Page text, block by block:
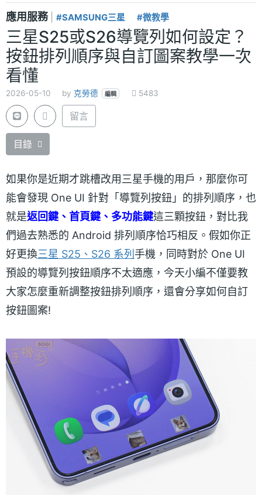
應用服務 #SAMSUNG三星 #微教學
三星S25或S26導覽列如何設定？
按鈕排列順序與自訂圖案教學一次
看懂
2026-05-10 by 克勞德 編輯 5483
留言
目錄
如果你是近期才跳槽改用三星手機的用戶，那麼你可
能會發現 One UI 針對「導覽列按鈕」的排列順序，也
就是返回鍵、首頁鍵、多功能鍵這三顆按鈕，對比我
們過去熟悉的 Android 排列順序恰巧相反。假如你正
好更換三星 S25、S26 系列 手機，同時對於 One UI
預設的導覽列按鈕順序不太適應，今天小編不僅要教
大家怎麼重新調整按鈕排列順序，還會分享如何自訂
按鈕圖案!